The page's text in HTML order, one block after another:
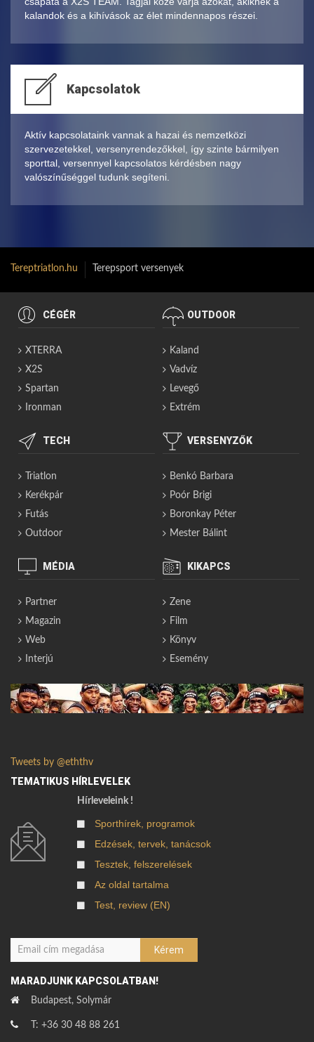
kalandok és a kihívások az élet mindennapos részei.
Kapcsolatok
Aktív kapcsolataink vannak a hazai és nemzetközi
szervezetekkel, versenyrendezőkkel, így szinte bármilyen
sporttal, versennyel kapcsolatos kérdésben nagy
valószínűséggel tudunk segíteni.
Tereptriatlon.hu Terepsport versenyek
CÉGÉR
XTERRA
X2S
Spartan
Ironman
OUTDOOR
Kaland
Vadvíz
Levegő
Extrém
TECH
Triatlon
Kerékpár
Futás
Outdoor
VERSENYZŐK
Benkó Barbara
Poór Brigi
Boronkay Péter
Mester Bálint
MÉDIA
Partner
Magazin
Web
Interjú
KIKAPCS
Zene
Film
Könyv
Esemény
Tweets by @eththv
TEMATIKUS HÍRLEVELEK
Hírleveleink !
Sporthírek, programok
Edzések, tervek, tanácsok
Tesztek, felszerelések
Az oldal tartalma
Test, review (EN)
MARADJUNK KAPCSOLATBAN!
Budapest, Solymár
T: +36 30 48 88 261